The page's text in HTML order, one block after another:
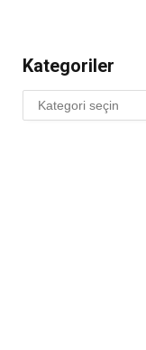
Kategoriler
Kategoriler